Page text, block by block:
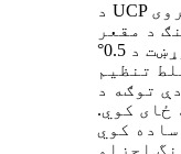
د UCP بیرنگ بهرنۍ حلقه یو کروی
د مقعر
سطحې سره یوځای کیږي. دا جوړښت د 0.5°
غلط تنظیم
توګه د
ځای کوي.
کوي
اجزاو